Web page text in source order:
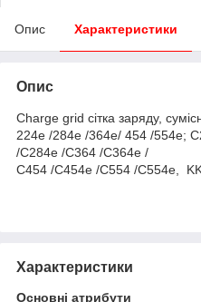
Опис Характеристики
Опис
Charge grid сітка заряду,
224e /284e /364e/ 454 /554e;
/C284e /C364 /C364e /
C454 /C454e /C554 /C554e,
Характеристики
Основні атрибути